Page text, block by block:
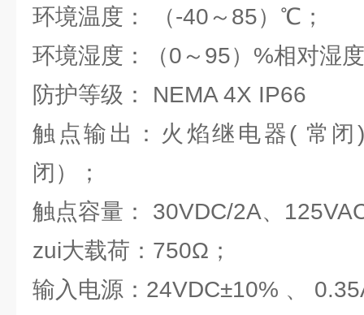
环境温度： （-40～85）℃；
环境湿度：（0～95）%相对湿
防护等级： NEMA 4X IP66
触点输出：火焰继电器( 常
闭）；
触点容量： 30VDC/2A、
zui大载荷：750Ω；
输入电源：24VDC±10% 、